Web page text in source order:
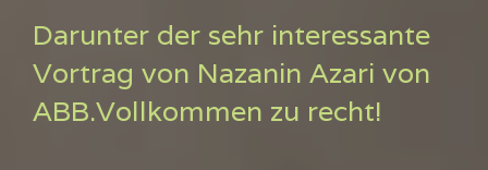
Darunter der sehr interessante
Vortrag von Nazanin Azari von
ABB.Vollkommen zu recht!